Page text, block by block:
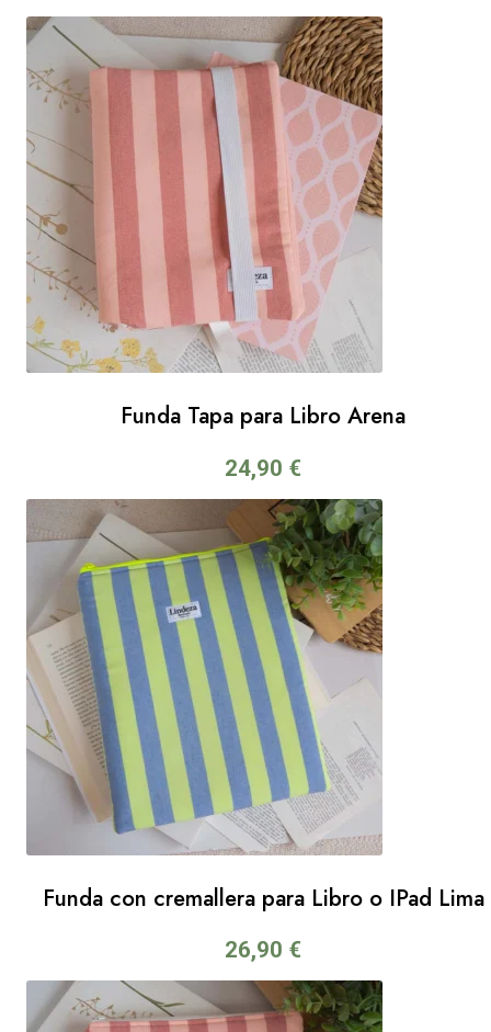
Funda Tapa para Libro Arena
24,90 €
Funda con cremallera para Libro o IPad Lima
26,90 €